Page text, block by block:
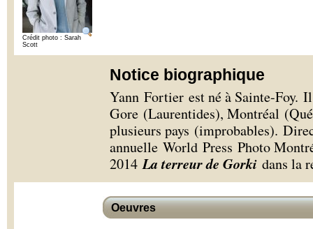
Crédit photo : Sarah
Scott
Notice biographique
Yann Fortier est né à Sainte-Foy.
Gore (Laurentides), Montréal
plusieurs pays (improbables).
annuelle World Press Photo
2014La terreur de Gorki dans la
Oeuvres